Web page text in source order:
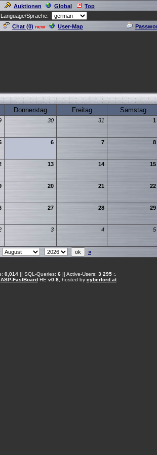
Auktionen Global
Top
Language/Sprache:
Chat (0) new User-Map
Donnerstag Freitag Samstag
30 31 1
6 7 8
13 14 15
20 21 22
27 28 29
3 4 5
»
0,014|| SQL-Queries: 6|| Active-Users: 3 295:.
ASP-FastBoardHE v0.8, hosted by cyberlord.at